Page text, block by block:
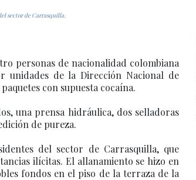
sector de Carrasquilla.
personas de nacionalidad colombiana
unidades de la Dirección Nacional de
con supuesta cocaína.
una prensa hidráulica, dos selladoras
de pureza.
del sector de Carrasquilla, que
ilícitas. El allanamiento se hizo en
fondos en el piso de la terraza de la